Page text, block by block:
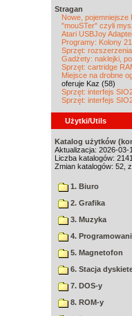
Stragan
Nowe, pojemniejsze
"mouSTer" czyli
Atari USBJoy
Programy: Kolony
Sprzęt: rozszerzenia
Gadżety: naklejki,
Sprzęt: cartridge
Miejsce na drobne
oferuje Kaz (58)
Sprzęt: interfejs
Sprzęt: interfejs
Użytki/Utils
Katalog użytków
Aktualizacja: 2026-03-
Liczba katalogów:
Zmian katalogów: 52,
1. Biuro
2. Grafika
3. Muzyka
4.
5. Magnetofon
6. Stacja
7. DOS-y
8. ROM-y